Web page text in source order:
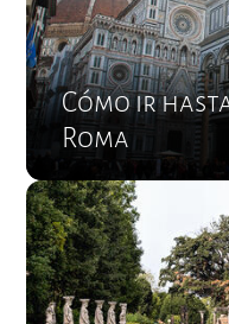
Cómo ir
Roma